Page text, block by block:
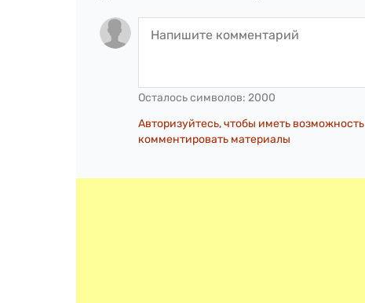
Осталось символов: 2000
Авторизуйтесь, чтобы иметь возможность
комментировать материалы